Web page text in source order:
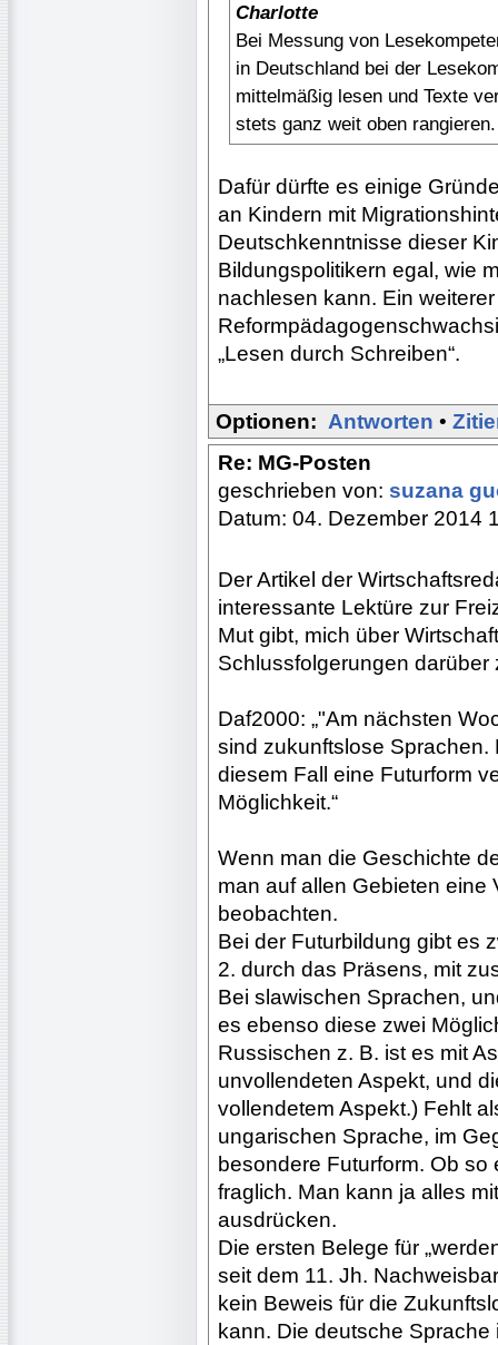
Charlotte
Bei Messung von
in Deutschland bei der
mittelmäßig lesen und Texte
stets ganz weit oben
Dafür dürfte es einige
an Kindern mit
Deutschkenntnisse dieser
Bildungspolitikern egal, wie
nachlesen kann. Ein
„Lesen durch Schreiben“.
Optionen: Antworten •
Re: MG-Posten
geschrieben von: suzana
Datum: 04. Dezember 2014
Der Artikel der
interessante Lektüre zur
Mut gibt, mich über
Schlussfolgerungen darüber
Daf2000: „"Am nächsten
sind zukunftslose
diesem Fall eine Futurform
Möglichkeit.“
Wenn man die Geschichte
man auf allen Gebieten eine
beobachten.
Bei der Futurbildung gibt es
2. durch das Präsens, mit
Bei slawischen Sprachen,
es ebenso diese zwei
Russischen z. B. ist es mit
unvollendeten Aspekt, und
vollendetem Aspekt.) Fehlt
ungarischen Sprache, im
besondere Futurform. Ob
fraglich. Man kann ja alles
ausdrücken.
Die ersten Belege für
seit dem 11. Jh.
kein Beweis für die
kann. Die deutsche